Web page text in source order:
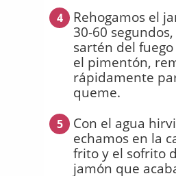
4
Rehogamos el
30-60
sartén del
el pimentón,
rápidamente
queme.
5
Con el agua
echamos en la
frito y el sofrito
jamón que